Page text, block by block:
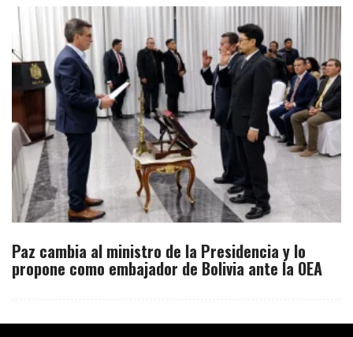
Paz cambia al ministro de la Presidencia y lo
propone como embajador de Bolivia ante la OEA